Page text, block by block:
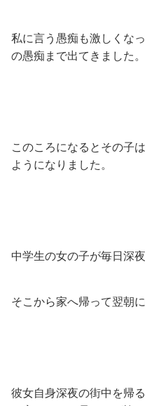
私に言う愚痴も激しくな
の愚痴まで出てきました。
このころになるとその子
ようになりました。
中学生の女の子が毎日深
そこから家へ帰って翌朝
彼女自身深夜の街中を帰